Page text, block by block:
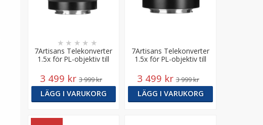
7Artisans Telekonverter
1.5x för PL-objektiv till
Sony E
★ ★ ★ ★ ★
3 499 kr 3 999 kr
LÄGG I VARUKORG
7Artisans Telekonverter
1.5x för PL-objektiv till
Canon RF
3 499 kr 3 999 kr
LÄGG I VARUKORG